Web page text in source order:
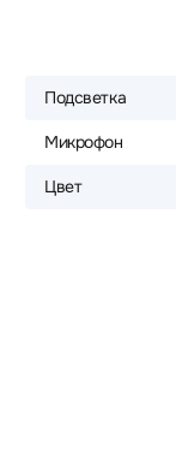
Подсветка
Микрофон
Цвет